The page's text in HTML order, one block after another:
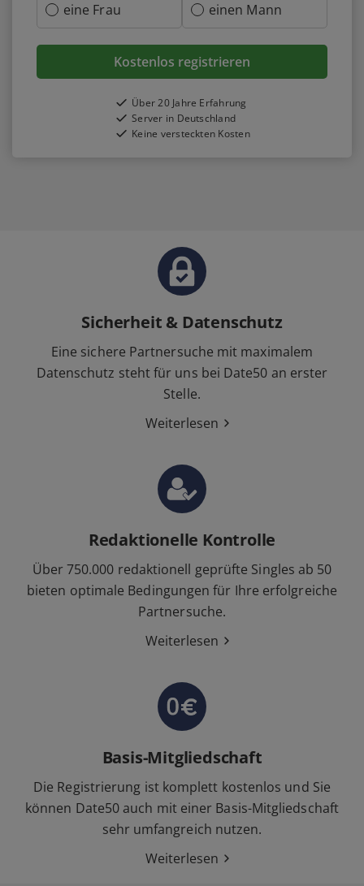
eine Frau
einen Mann
Kostenlos registrieren
Über 20 Jahre Erfahrung
Server in Deutschland
Keine versteckten Kosten
Sicherheit & Datenschutz
Eine sichere Partnersuche mit maximalem
Datenschutz steht für uns bei Date50 an erster
Stelle.
Weiterlesen
Redaktionelle Kontrolle
Über 750.000 redaktionell geprüfte Singles ab 50
bieten optimale Bedingungen für Ihre erfolgreiche
Partnersuche.
Weiterlesen
Basis-Mitgliedschaft
Die Registrierung ist komplett kostenlos und Sie
können Date50 auch mit einer Basis-Mitgliedschaft
sehr umfangreich nutzen.
Weiterlesen